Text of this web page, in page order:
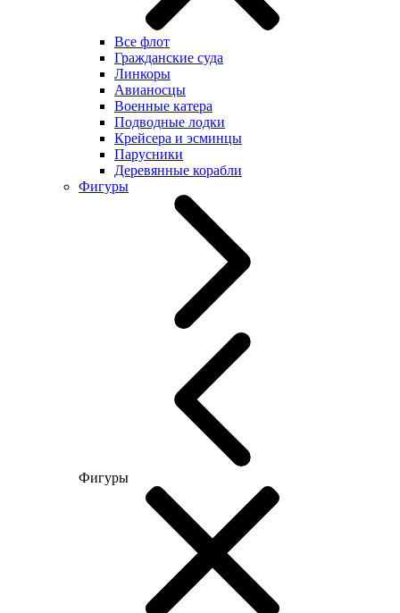
Все флот
Гражданские суда
Линкоры
Авианосцы
Военные катера
Подводные лодки
Крейсера и эсминцы
Парусники
Деревянные корабли
Фигуры
Фигуры